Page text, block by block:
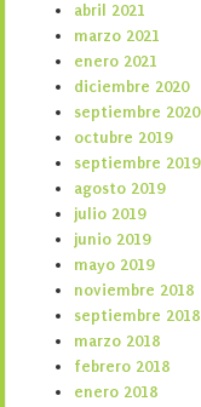
abril 2021
marzo 2021
enero 2021
diciembre 2020
septiembre 2020
octubre 2019
septiembre 2019
agosto 2019
julio 2019
junio 2019
mayo 2019
noviembre 2018
septiembre 2018
marzo 2018
febrero 2018
enero 2018